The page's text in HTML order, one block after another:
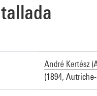
André Kertész
(1894,